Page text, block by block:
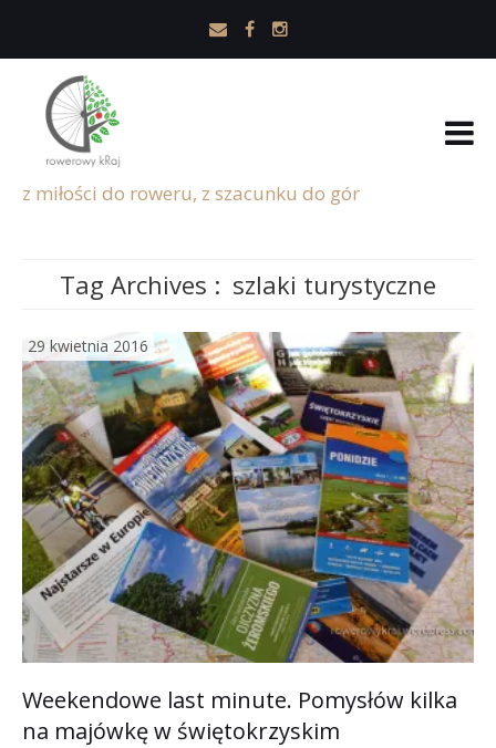
z miłości do roweru, z szacunku do gór
Tag Archives : szlaki turystyczne
29 kwietnia 2016
Weekendowe last minute. Pomysłów kilka
na majówkę w świętokrzyskim